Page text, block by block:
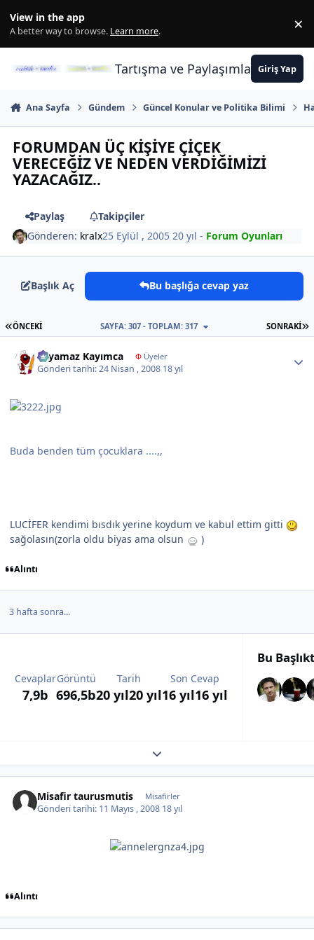
View in the app
A better way to browse. Learn more. ×
Tartışma ve PaylaşımlarınGiriş Yap
Ana Sayfa Gündem Güncel Konular ve Politika Bilimi
FORUMDAN ÜÇ KİŞİYE ÇİÇEK
VERECEĞİZ VE NEDEN VERDİĞİMİZİ
YAZACAĞIZ..
Paylaş
Takipçiler
Gönderen: kralx25 Eylül , 200520 yıl - Forum Oyunları
Başlık Aç Bu başlığa cevap yaz
İLK SAYFA
ÖNCEKI SONRAKI
SAYFA: 307 - TOPLAM: 317
Yayamaz Kayımca ΦÜyeler
Gönderi tarihi:24 Nisan , 2008 18 yıl
Buda benden tüm çocuklara ....,,
LUCİFER kendimi bısdık yerine koydum ve kabul ettim gitti
sağolasın(zorla oldu biyas ama olsun
)
Alıntı
3 hafta sonra...
Cevaplar
7,9b
Görüntü
696,5b
Tarih
20 yıl20 yıl
Son Cevap
16 yıl16 yıl
Bu
Expand topic overview
Misafir taurusmutis Misafirler
Gönderi tarihi: 11 Mayıs , 2008 18 yıl
Alıntı